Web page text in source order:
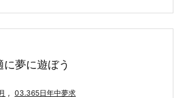
夢に遊ぼう
, 03.365日年中夢求